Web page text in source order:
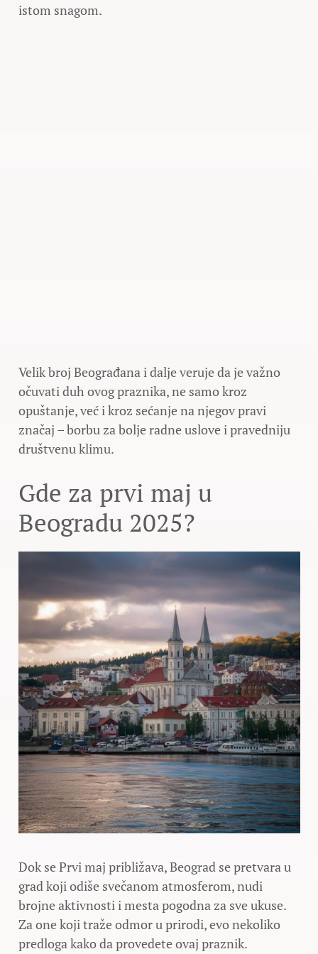
istom snagom.
Velik broj Beograđana i dalje veruje da je važno
očuvati duh ovog praznika, ne samo kroz
opuštanje, već i kroz sećanje na njegov pravi
značaj – borbu za bolje radne uslove i pravedniju
društvenu klimu.
Gde za prvi maj u
Beogradu 2025?
Dok se Prvi maj približava, Beograd se pretvara u
grad koji odiše svečanom atmosferom, nudi
brojne aktivnosti i mesta pogodna za sve ukuse.
Za one koji traže odmor u prirodi, evo nekoliko
predloga kako da provedete ovaj praznik.